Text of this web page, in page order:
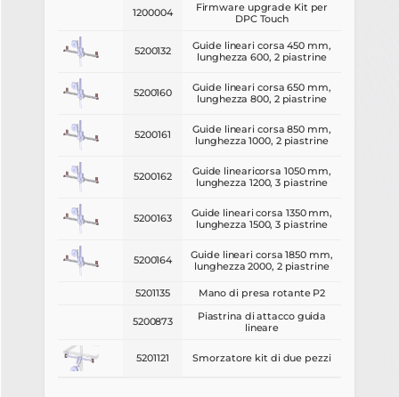
1200004
Firmware upgrade Kit per
DPC Touch
5200132
Guide lineari corsa 450 mm,
lunghezza 600, 2 piastrine
5200160
Guide lineari corsa 650 mm,
lunghezza 800, 2 piastrine
5200161
Guide lineari corsa 850 mm,
lunghezza 1000, 2 piastrine
5200162
Guide linearicorsa 1050 mm,
lunghezza 1200, 3 piastrine
5200163
Guide lineari corsa 1350 mm,
lunghezza 1500, 3 piastrine
5200164
Guide lineari corsa 1850 mm,
lunghezza 2000, 2 piastrine
5201135 Mano di presa rotante P2
5200873
Piastrina di attacco guida
lineare
5201121 Smorzatore kit di due pezzi